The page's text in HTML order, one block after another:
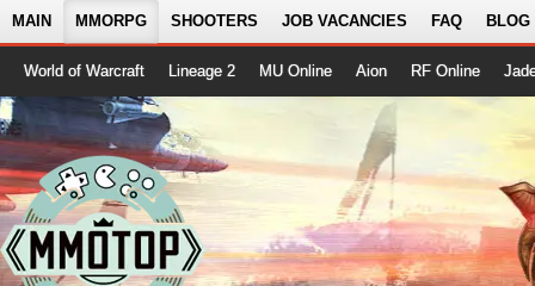
MAIN MMORPG SHOOTERS JOB VACANCIES FAQ BLOG
World of Warcraft Lineage 2 MU Online Aion RF Online